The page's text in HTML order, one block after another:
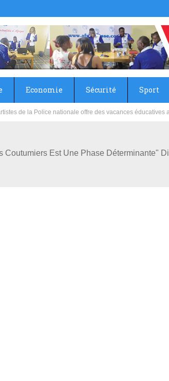
Economie Sécurité Sport
et collège du Camp Général Aboubacar Sangoulé
Est Une Phase Déterminante"